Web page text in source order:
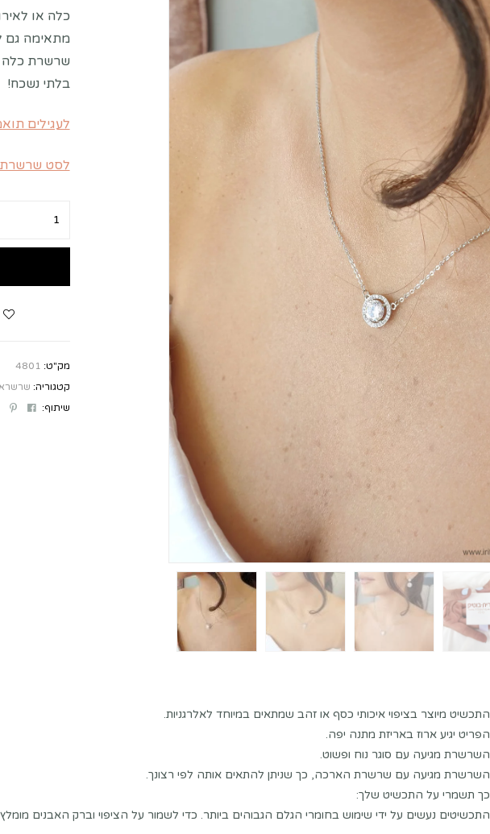
כלה או
מתאימה גם
שרשרת כלה
בלתי נשכח!
לעגילים
לסט שרשרת
מק"ט: 4801
קטגוריה:
שיתוף:
התכשיט מיוצר בציפוי איכותי כסף או זהב שמתאים במיוחד לאלרגניות.
הפריט יגיע ארוז באריזת מתנה יפה.
השרשרת מגיעה עם סוגר נוח ופשוט.
השרשרת מגיעה עם שרשרת הארכה, כך שניתן להתאים אותה לפי רצונך.
כך תשמרי על התכשיט שלך:
התכשיטים נעשים על ידי שימוש בחומרי הגלם הגבוהים ביותר. כדי לשמור על הציפוי וברק האבנים